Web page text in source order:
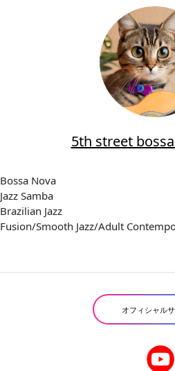
5th street
Bossa Nova
Jazz Samba
Brazilian Jazz
Fusion/Smooth Jazz/Adult
オフィシャル